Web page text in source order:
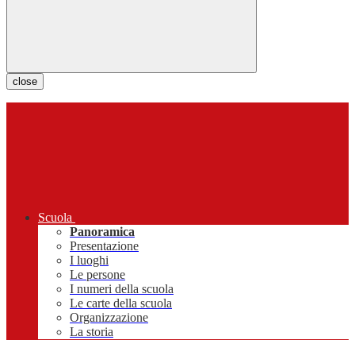
close
Scuola
Panoramica
Presentazione
I luoghi
Le persone
I numeri della scuola
Le carte della scuola
Organizzazione
La storia